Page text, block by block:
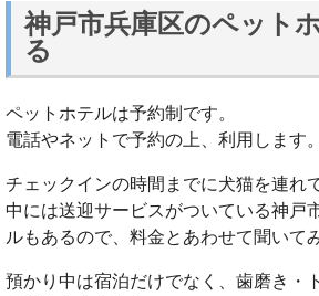
神戸市兵庫区のペット
る
ペットホテルは予約制です。
電話やネットで予約の上、利用します。
チェックインの時間までに犬猫を連れ
中には送迎サービスがついている神戸
ルもあるので、料金とあわせて聞いて
預かり中は宿泊だけでなく、歯磨き・